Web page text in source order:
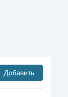
Добавить